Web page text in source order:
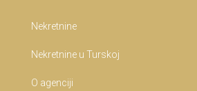
Nekretnine
Nekretnine u Turskoj
O agenciji